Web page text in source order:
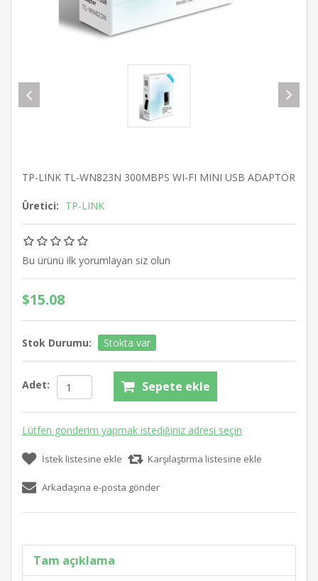
TP-LINK TL-WN823N 300MBPS WI-FI MINI USB ADAPTÖR
Üretici: TP-LINK
Bu ürünü ilk yorumlayan siz olun
$15.08
Stok Durumu: Stokta var
Adet: Sepete ekle
Lütfen gönderim yapmak istediğiniz adresi seçin
İstek listesine ekle Karşılaştırma listesine ekle
Arkadaşına e-posta gönder
Tam açıklama